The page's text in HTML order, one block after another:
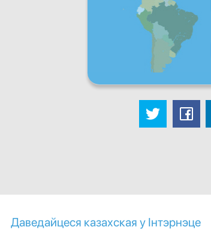
Даведайцеся казахская у Інтэрнэце